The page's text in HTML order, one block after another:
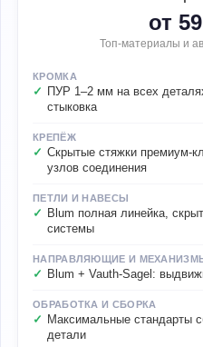
от
Топ-материалы и
КРОМКА
ПУР 1–2 мм на всех
стыковка
КРЕПЁЖ
Скрытые стяжки премиум-
узлов соединения
ПЕТЛИ И НАВЕСЫ
Blum полная линейка,
системы
НАПРАВЛЯЮЩИЕ И
Blum + Vauth-Sagel:
ОБРАБОТКА И СБОРКА
Максимальные стандарты
детали